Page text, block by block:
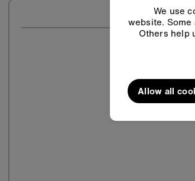
We use
website.
Others help
Allow all